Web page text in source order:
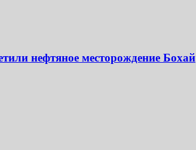
нефтяное месторождение Бохай